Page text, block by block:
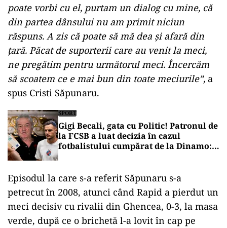
poate vorbi cu el, purtam un dialog cu mine, că
din partea dânsului nu am primit niciun
răspuns. A zis că poate să mă dea și afară din
țară. Păcat de suporterii care au venit la meci,
ne pregătim pentru următorul meci. Încercăm
să scoatem ce e mai bun din toate meciurile”, a
spus Cristi Săpunaru.
SPORT
Gigi Becali, gata cu Politic! Patronul de
la FCSB a luat decizia în cazul
fotbalistului cumpărat de la Dinamo:
Episodul la care s-a referit Săpunaru s-a
petrecut în 2008, atunci când Rapid a pierdut un
meci decisiv cu rivalii din Ghencea, 0-3, la masa
verde, după ce o brichetă l-a lovit în cap pe